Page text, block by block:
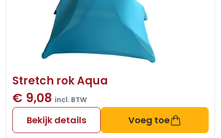
Stretch rok Aqua
€ 9,08 incl. BTW
Bekijk details Voeg toe